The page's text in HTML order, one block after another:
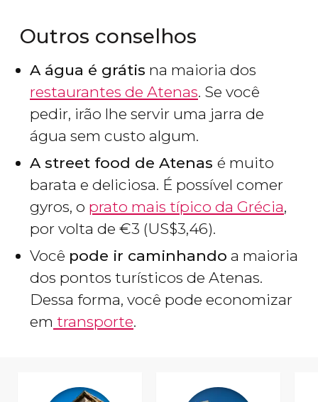
Outros conselhos
A água é grátis na maioria dos
restaurantes de Atenas. Se você
pedir, irão lhe servir uma jarra de
água sem custo algum.
A street food de Atenas é muito
barata e deliciosa. É possível comer
gyros, o prato mais típico da Grécia,
por volta de €3 (US$3,46).
Você pode ir caminhando a maioria
dos pontos turísticos de Atenas.
Dessa forma, você pode economizar
em transporte.